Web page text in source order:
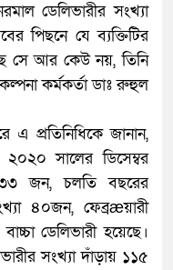
ডেলিভারীর সংখ্যা
পিছনে যে ব্যক্তিটির
সে আর কেউ নয়, তিনি
কর্মকর্তা ডাঃ রুহুল
এ প্রতিনিধিকে জানান,
২০২০ সালের ডিসেম্বর
৩৩ জন, চলতি বছরের
৪০জন, ফেব্রæয়ারী
ডেলিভারী হয়েছে।
সংখ্যা দাঁড়ায় ১১৫